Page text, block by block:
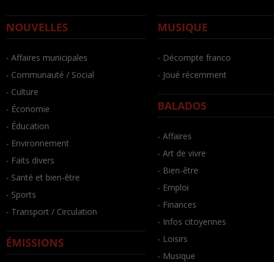
NOUVELLES
- Affaires municipales
- Communauté / Social
- Culture
- Économie
- Éducation
- Environnement
- Faits divers
- Santé et bien-être
- Sports
- Transport / Circulation
ÉMISSIONS
MUSIQUE
- Décompte franco
- Joué récemment
BALADOS
- Affaires
- Art de vivre
- Bien-être
- Emploi
- Finances
- Infos citoyennes
- Loisirs
- Musique